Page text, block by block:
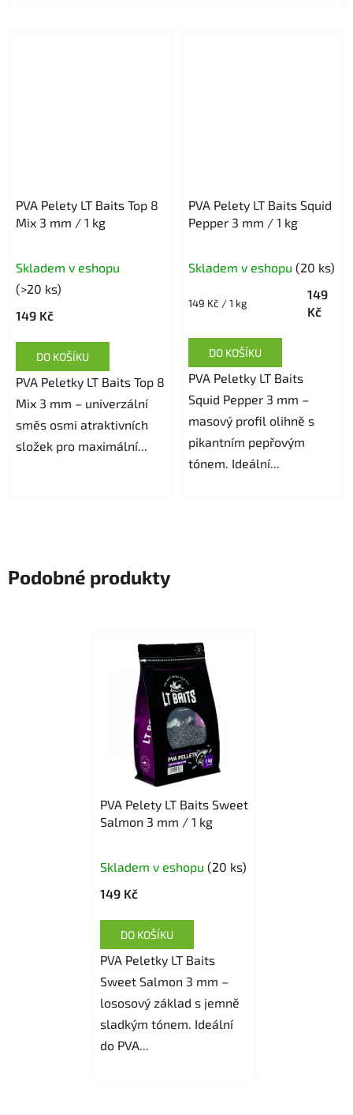
PVA Pelety LT Baits Top 8
Mix 3 mm / 1 kg
Skladem v eshopu
(>20 ks)
149 Kč
DO KOŠÍKU
PVA Peletky LT Baits Top 8
Mix 3 mm – univerzální
směs osmi atraktivních
složek pro maximální...
PVA Pelety LT Baits Squid
Pepper 3 mm / 1 kg
Skladem v eshopu (20 ks)
149
Kč
Měrná
149 Kč / 1 kg
DO KOŠÍKU
PVA Peletky LT Baits
Squid Pepper 3 mm –
masový profil olihně s
pikantním pepřovým
tónem. Ideální...
Podobné produkty
PVA Pelety LT Baits Sweet
Salmon 3 mm / 1 kg
Skladem v eshopu (20 ks)
149 Kč
DO KOŠÍKU
PVA Peletky LT Baits
Sweet Salmon 3 mm –
lososový základ s jemně
sladkým tónem. Ideální
do PVA...